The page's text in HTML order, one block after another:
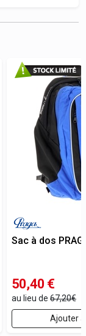
Sac à dos
50,40 €
au lieu de 67,20€
Ajouter